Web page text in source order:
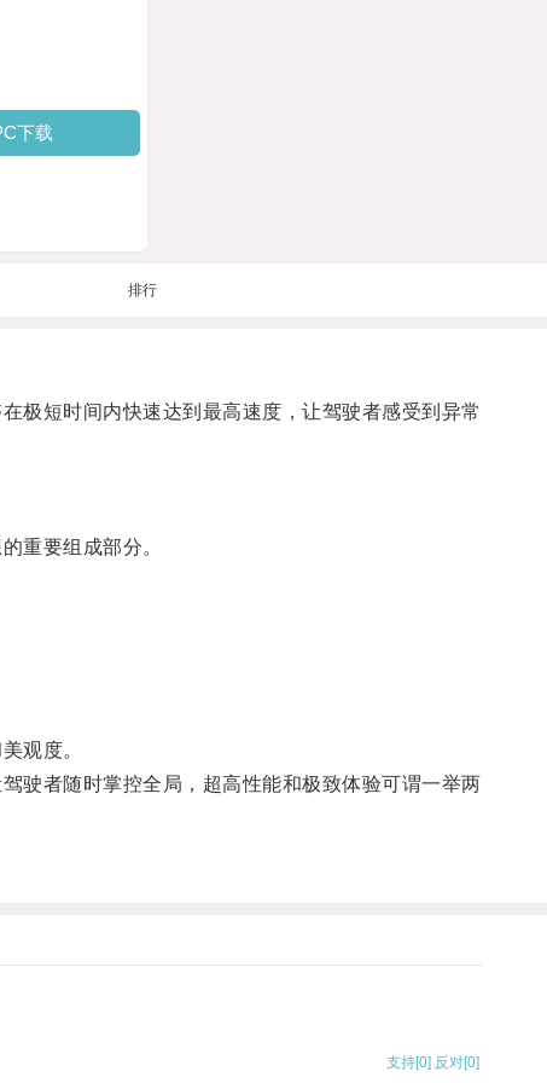
下载
排行
短时间内快速达到最高速度，让驾驶者感受到异常
重要组成部分。
观度。
者随时掌控全局，超高性能和极致体验可谓一举两
支持[0] 反对[0]